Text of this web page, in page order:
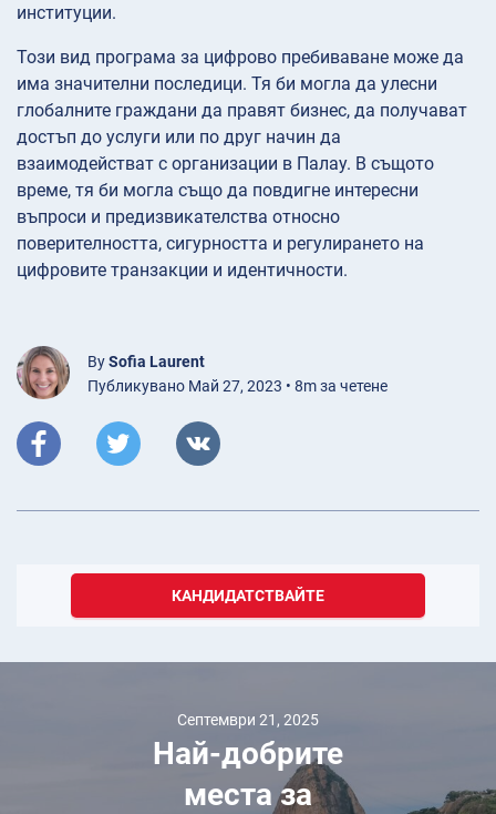
институции.
Този вид програма за цифрово пребиваване може да
има значителни последици. Тя би могла да улесни
глобалните граждани да правят бизнес, да получават
достъп до услуги или по друг начин да
взаимодействат с организации в Палау. В същото
време, тя би могла също да повдигне интересни
въпроси и предизвикателства относно
поверителността, сигурността и регулирането на
цифровите транзакции и идентичности.
BySofia Laurent
Публикувано Май 27, 2023 • 8m за четене
КАНДИДАТСТВАЙТЕ
Септември 21, 2025
Най-добрите
места за